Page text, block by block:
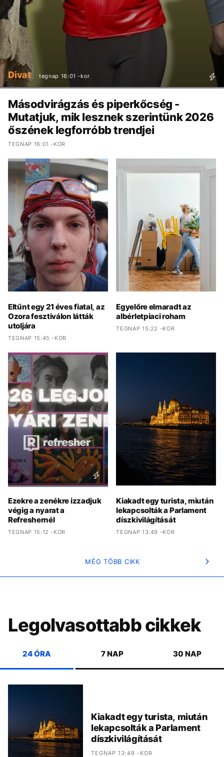
Divat tegnap 16:01 -kor
Másodvirágzás és piperkőcség -
Mutatjuk, mik lesznek szerintünk 2026
őszének legforróbb trendjei
TEGNAP 16:01 -KOR
Eltűnt egy 21 éves fiatal, az
Ozora fesztiválon látták
utoljára
TEGNAP 15:45 -KOR
Egyelőre elmaradt az
albérletpiaci roham
TEGNAP 15:22 -KOR
Ezekre a zenékre izzadjuk
végig a nyarat a
Refreshernél
TEGNAP 15:12 -KOR
Kiakadt egy turista, miután
lekapcsolták a Parlament
díszkivilágítását
TEGNAP 13:49 -KOR
MÉG TÖBB CIKK
Legolvasottabb cikkek
24 ÓRA 7 NAP 30 NAP
Kiakadt egy turista, miután
lekapcsolták a Parlament
díszkivilágítását
TEGNAP 13:49 -KOR